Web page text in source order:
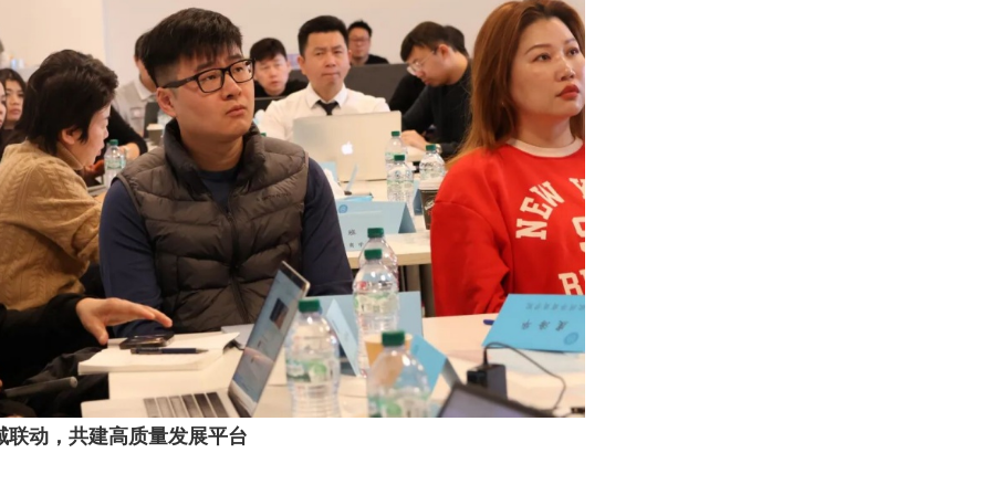
动，共建高质量发展平台